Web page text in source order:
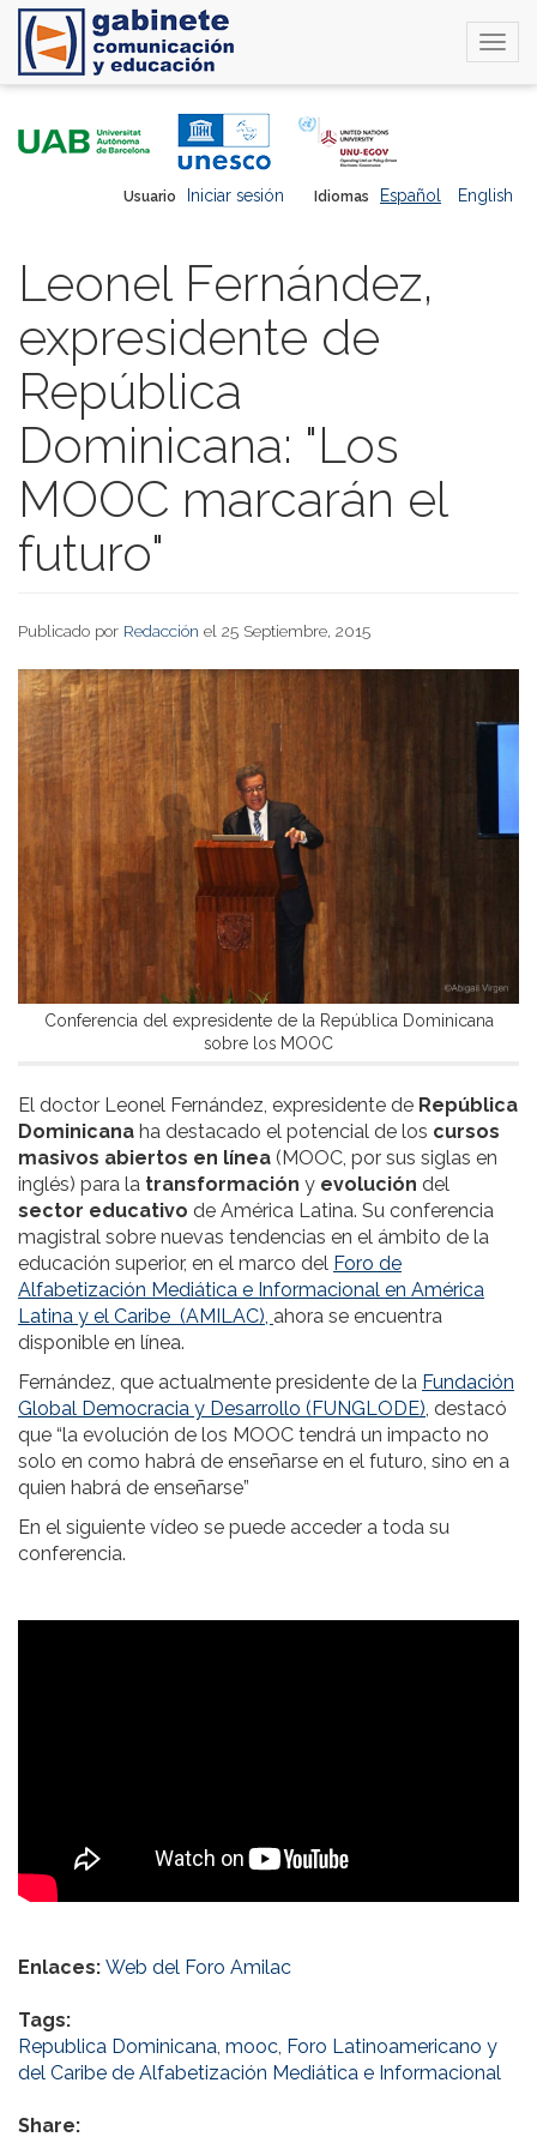
Idiomas Español English
Usuario Iniciar sesión
Leonel Fernández,
expresidente de
República
Dominicana: "Los
MOOC marcarán el
futuro"
Publicado por Redacción el 25 Septiembre, 2015
Conferencia del expresidente de la República Dominicana
sobre los MOOC
El doctor Leonel Fernández, expresidente de República
Dominicana ha destacado el potencial de los cursos
masivos abiertos en línea (MOOC, por sus siglas en
inglés) para la transformación y evolución del
sector educativo de América Latina. Su conferencia
magistral sobre nuevas tendencias en el ámbito de la
educación superior, en el marco del Foro de
Alfabetización Mediática e Informacional en América
Latina y el Caribe (AMILAC), ahora se encuentra
disponible en línea.
Fernández, que actualmente presidente de la Fundación
Global Democracia y Desarrollo (FUNGLODE) , destacó
que “la evolución de los MOOC tendrá un impacto no
solo en como habrá de enseñarse en el futuro, sino en a
quien habrá de enseñarse”
En el siguiente vídeo se puede acceder a toda su
conferencia.
Enlaces: Web del Foro Amilac
Tags:
Republica Dominicana mooc Foro Latinoamericano y
del Caribe de Alfabetización Mediática e Informacional
Share: